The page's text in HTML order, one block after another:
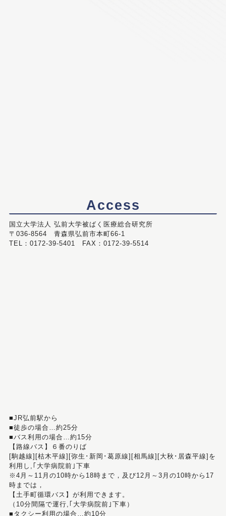
Access
国立大学法人 弘前大学被ばく医療総合研究所
〒036-8564 青森県弘前市本町66-1
TEL：0172-39-5401 FAX：0172-39-5514
■JR弘前駅から
■徒歩の場合…約25分
■バス利用の場合…約15分
【路線バス】６番のりば
[駒越線][枯木平線][弥生･新岡･葛原線][相馬線][大秋･居森平線]を
利用し,｢大学病院前｣下車
※4月～11月の10時から18時まで，及び12月～3月の10時から17
時までは，
【土手町循環バス】が利用できます。
（10分間隔で運行,｢大学病院前｣下車）
■タクシー利用の場合…約10分